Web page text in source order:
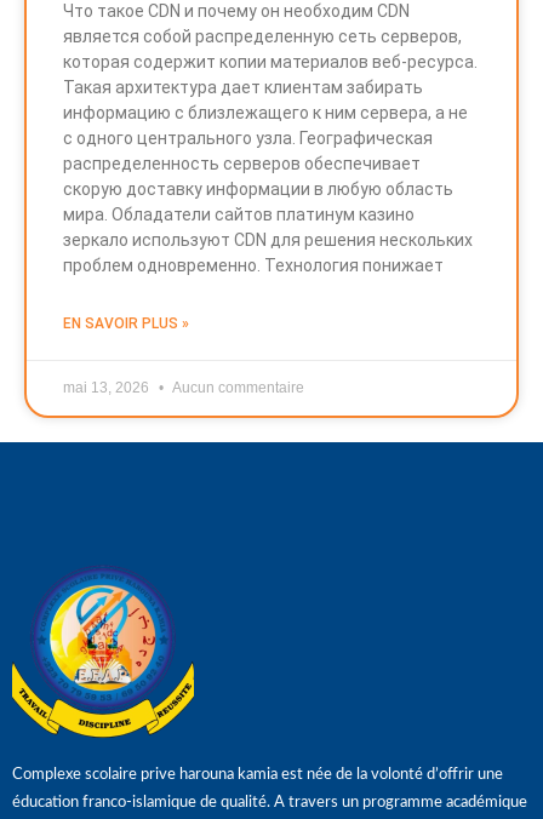
Что такое CDN и почему он необходим CDN
является собой распределенную сеть серверов,
которая содержит копии материалов веб-ресурса.
Такая архитектура дает клиентам забирать
информацию с близлежащего к ним сервера, а не
с одного центрального узла. Географическая
распределенность серверов обеспечивает
скорую доставку информации в любую область
мира. Обладатели сайтов платинум казино
зеркало используют CDN для решения нескольких
проблем одновременно. Технология понижает
EN SAVOIR PLUS »
mai 13, 2026 Aucun commentaire
Complexe scolaire prive harouna kamia est née de la volonté d’offrir une
éducation franco-islamique de qualité. A travers un programme académique